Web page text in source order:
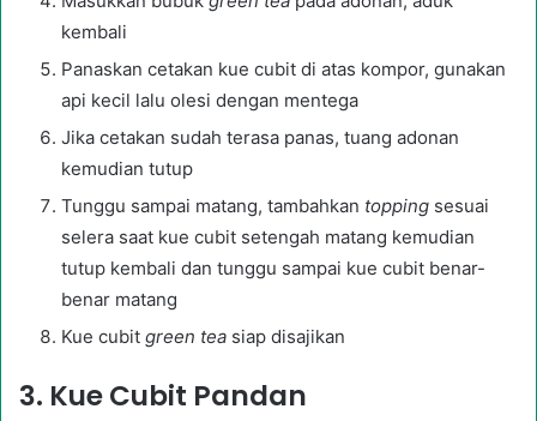
kembali
Panaskan cetakan kue cubit di atas kompor, gunakan
api kecil lalu olesi dengan mentega
Jika cetakan sudah terasa panas, tuang adonan
kemudian tutup
Tunggu sampai matang, tambahkan topping sesuai
selera saat kue cubit setengah matang kemudian
tutup kembali dan tunggu sampai kue cubit benar-
benar matang
Kue cubit green tea siap disajikan
3. Kue Cubit Pandan